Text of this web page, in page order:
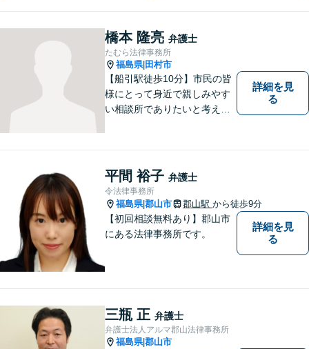
橋本 隆亮 弁護士
たむら法律事務所
福島県| 田村市
【船引駅徒歩10分】市民の皆
様にとって身近で親しみやす
い相談所でありたいと考えて
に、まずはお気軽にご相談く
ださい。 https://tamura-law.bi
z/ （公式ホームページ）
詳細を見
る
平間 裕子 弁護士
令法律事務所
福島県|郡山市 郡山駅 から徒歩9分
【初回相談無料あり】郡山市
にある法律事務所です。
詳細を見
る
三瓶 正 弁護士
弁護士法人アルマ郡山法律事務所
福島県|郡山市